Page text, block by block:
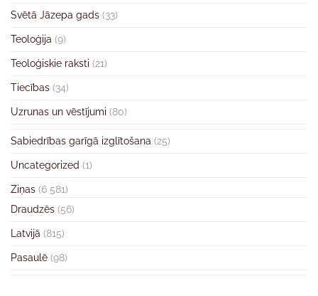
Svētā Jāzepa gads (33)
Teoloģija (9)
Teoloģiskie raksti (21)
Tiecības (34)
Uzrunas un vēstījumi (80)
Sabiedrības garīgā izglītošana (25)
Uncategorized (1)
Ziņas (6 581)
Draudzēs (56)
Latvijā (815)
Pasaulē (98)